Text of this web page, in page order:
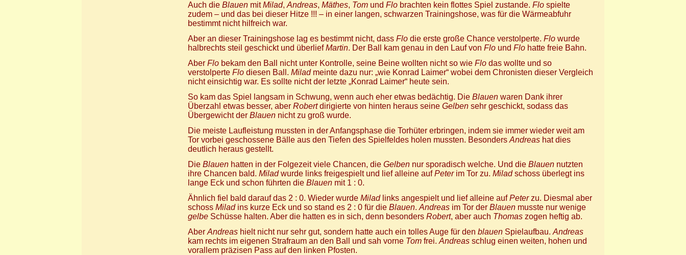
Auch die Blauen mitMilad, Andreas, Mäthes, Tom und Flo brachten kein flottes Spiel zustande. Flo spielte
zudem – und das bei dieser Hitze !!! – in einer langen, schwarzen Trainingshose, was für die Wärmeabfuhr
bestimmt nicht hilfreich war.
Aber an dieser Trainingshose lag es bestimmt nicht, dass Flo die erste große Chance verstolperte. Flo wurde
halbrechts steil geschickt und überliefMartin. Der Ball kam genau in den Lauf von Flo und Flo hatte freie Bahn.
Aber Flo bekam den Ball nicht unter Kontrolle, seine Beine wollten nicht so wie Flo das wollte und so
verstolperte Flo diesen Ball. Miladmeinte dazu nur: „wie Konrad Laimer“ wobei dem Chronisten dieser Vergleich
nicht einsichtig war. Es sollte nicht der letzte „Konrad Laimer“ heute sein.
So kam das Spiel langsam in Schwung, wenn auch eher etwas bedächtig. Die Blauen waren Dank ihrer
Überzahl etwas besser, aber Robertdirigierte von hinten heraus seine Gelben sehr geschickt, sodass das
Übergewicht der Blauen nicht zu groß wurde.
Die meiste Laufleistung mussten in der Anfangsphase die Torhüter erbringen, indem sie immer wieder weit am
Tor vorbei geschossene Bälle aus den Tiefen des Spielfeldes holen mussten. Besonders Andreas hat dies
deutlich heraus gestellt.
Die Blauen hatten in der Folgezeit viele Chancen, die Gelben nur sporadisch welche. Und die Blauen nutzten
ihre Chancen bald. Miladwurde links freigespielt und lief alleine aufPeterim Tor zu. Miladschoss überlegt ins
lange Eck und schon führten die Blauen mit 1 : 0.
Ähnlich fiel bald darauf das 2 : 0. Wieder wurde Miladlinks angespielt und lief alleine aufPeterzu. Diesmal aber
schoss Miladins kurze Eck und so stand es 2 : 0 für die Blauen. Andreas im Tor der Blauen musste nur wenige
gelbe Schüsse halten. Aber die hatten es in sich, denn besonders Robert, aber auch Thomas zogen heftig ab.
Aber Andreas hielt nicht nur sehr gut, sondern hatte auch ein tolles Auge für den blauen Spielaufbau. Andreas
kam rechts im eigenen Strafraum an den Ball und sah vorne Tom frei. Andreas schlug einen weiten, hohen und
vorallem präzisen Pass auf den linken Pfosten.